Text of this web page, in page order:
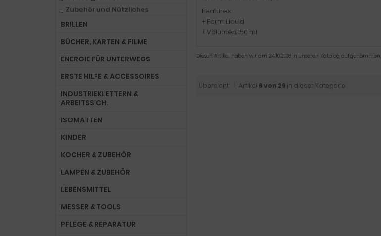
Features:
+ Form: Liquid
+ Volumen: 150 ml
Diesen Artikel haben wir am 24.10.2008 in unseren Katalog aufgenommen.
Übersicht | Artikel 6 von 29 in dieser Kategorie
Zubehör und Nützliches
BRILLEN
BÜCHER, KARTEN & FILME
ENERGIE FÜR UNTERWEGS
ERSTE HILFE & ACCESSOIRES
INDUSTRIEKLETTERN &
ARBEITSSICH.
ISOMATTEN
KINDER
KOCHER & ZUBEHÖR
LAMPEN & ZUBEHÖR
LEBENSMITTEL
MESSER & TOOLS
PFLEGE & REPARATUR